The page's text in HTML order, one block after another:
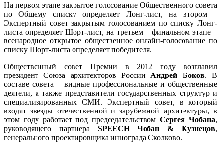
На первом этапе закрытое голосование Общественного совета
по Общему списку определяет Лонг-лист, на втором –
Экспертный совет закрытым голосованием по списку Лонг-
листа определяет Шорт-лист, на третьем – финальном этапе –
всенародное открытое общественное онлайн-голосование по
списку Шорт-листа определяет победителя.
Общественный совет Премии в 2012 году возглавил
президент Союза архитекторов России Андрей Боков. В
составе совета – видные профессиональные и общественные
деятели, а также представители государственных структур и
специализированных СМИ. Экспертный совет, в который
входят звезды отечественной и зарубежной архитектуры, в
этом году работает под председательствомСергея Чобана,
руководящего партнера SPEECH Чобан & Кузнецов,
генерального проектировщика иннограда Сколково.